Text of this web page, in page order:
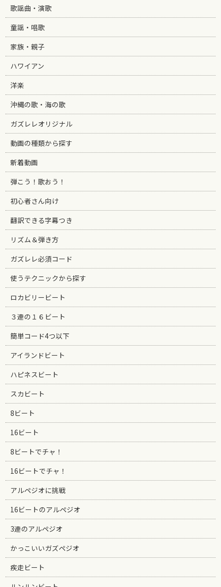
歌謡曲・演歌
童謡・唱歌
家族・親子
ハワイアン
洋楽
沖縄の歌・海の歌
ガズレレオリジナル
動画の種類から探す
新着動画
弾こう！歌おう！
初心者さん向け
翻訳できる字幕つき
リズム＆弾き方
ガズレレ必須コード
使うテクニックから探す
ロカビリービート
３連の１６ビート
簡単コード4つ以下
アイランドビート
ハピネスビート
スカビート
8ビート
16ビート
8ビートでチャ！
16ビートでチャ！
アルペジオに挑戦
16ビートのアルペジオ
3連のアルペジオ
かっこいいガズペジオ
疾走ビート